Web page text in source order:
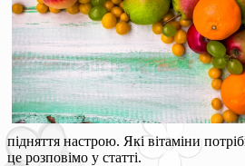
підняття настрою. Які вітаміни
це розповімо у статті.